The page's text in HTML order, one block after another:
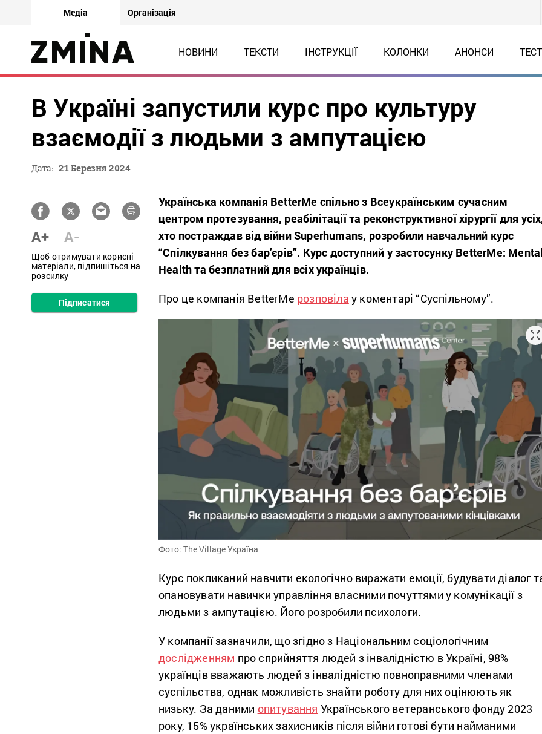
Медіа Організація
НОВИНИ ТЕКСТИ ІНСТРУКЦІЇ КОЛОНКИ АНОНСИ
В Україні запустили курс про культуру
взаємодії з людьми з ампутацією
Дата: 21 Березня 2024
A+ A-
Щоб отримувати корисні
матеріали, підпишіться на
розсилку
Підписатися
Українська компанія BetterMe спільно з Всеукраїнським сучасним
центром протезування, реабілітації та реконструктивної хірургії для
хто постраждав від війни Superhumans, розробили навчальний курс
“Спілкування без бар’єрів”. Курс доступний у застосунку BetterMe:
Health та безплатний для всіх українців.
Про це компанія BetterMe розповіла у коментарі “Суспільному”.
Фото: The Village Україна
Курс покликаний навчити екологічно виражати емоції, будувати діалог
опановувати навички управління власними почуттями у комунікації з
людьми з ампутацією. Його розробили психологи.
У компанії зазначили, що згідно з Національним соціологічним
дослідженням про сприйняття людей з інвалідністю в Україні, 98%
українців вважають людей з інвалідністю повноправними членами
суспільства, однак можливість знайти роботу для них оцінюють як
низьку. За даними опитування Українського ветеранського фонду 2023
року, 15% українських захисників після війни готові бути найманими